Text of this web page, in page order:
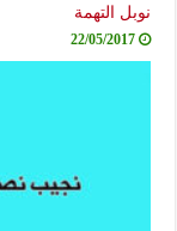
نوبل التهمة
22/05/2017